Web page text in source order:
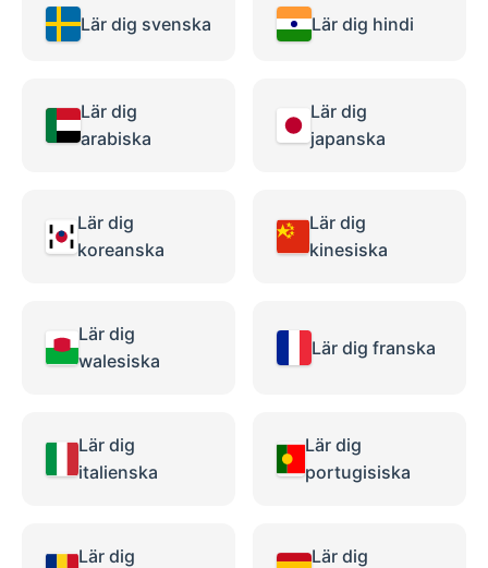
Lär dig svenska Lär dig hindi
Lär dig
arabiska
Lär dig
japanska
Lär dig
koreanska
Lär dig
kinesiska
Lär dig
walesiska
Lär dig franska
Lär dig
italienska
Lär dig
portugisiska
Lär dig
Lär dig